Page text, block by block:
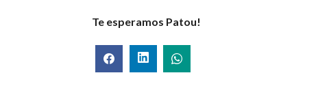
Te esperamos Patou!